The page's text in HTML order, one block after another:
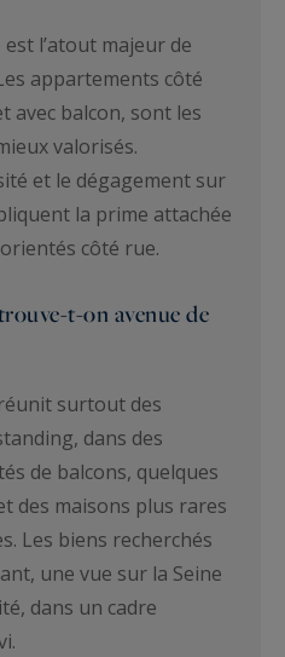
l’atout majeur de
appartements côté
avec balcon, sont les
valorisés.
et le dégagement sur
la prime attachée
côté rue.
t-on avenue de
surtout des
dans des
de balcons, quelques
des maisons plus rares
Les biens recherchés
une vue sur la Seine
dans un cadre